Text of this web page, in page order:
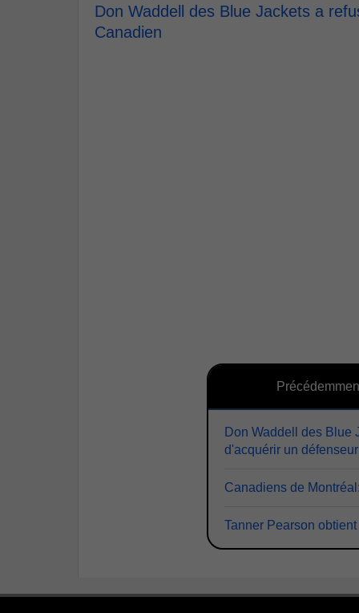
Don Waddell des Blue Jackets a
Canadien
Don Waddell des Blue
d'acquérir un
Canadiens de
Tanner Pearson